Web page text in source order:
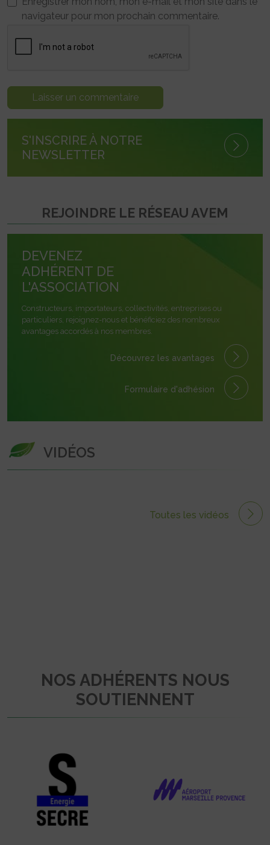
navigateur pour mon prochain commentaire.
S'INSCRIRE À NOTRE
NEWSLETTER
REJOINDRE LE RÉSEAU AVEM
DEVENEZ
ADHÉRENT DE
L'ASSOCIATION
Constructeurs, importateurs, collectivités, entreprises ou
particuliers, rejoignez-nous et bénéficiez des nombreux
avantages accordés à nos membres.
Découvrez les avantages
Formulaire d'adhésion
VIDÉOS
Toutes les vidéos
NOS ADHÉRENTS NOUS
SOUTIENNENT